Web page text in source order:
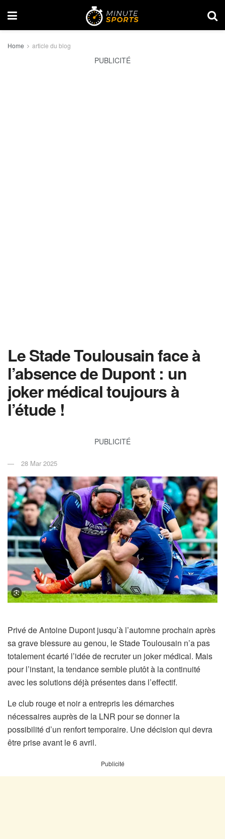
Home article du blog
PUBLICITÉ
Le Stade Toulousain face à
l’absence de Dupont : un
joker médical toujours à
l’étude !
PUBLICITÉ
28 Mar 2025
Privé de Antoine Dupont jusqu’à l’automne prochain après
sa grave blessure au genou, le Stade Toulousain n’a pas
totalement écarté l’idée de recruter un joker médical. Mais
pour l’instant, la tendance semble plutôt à la continuité
avec les solutions déjà présentes dans l’effectif.
Le club rouge et noir a entrepris les démarches
nécessaires auprès de la LNR pour se donner la
possibilité d’un renfort temporaire. Une décision qui devra
être prise avant le 6 avril.
Publicité